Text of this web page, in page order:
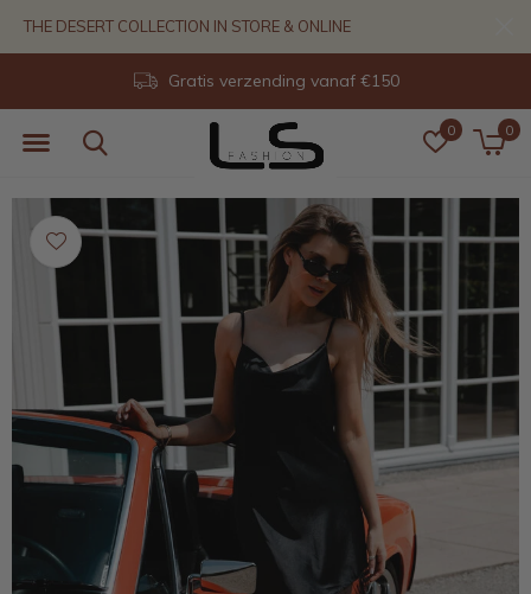
0 0
Gratis verzending vanaf €150
THE DESERT COLLECTION IN STORE & ONLINE